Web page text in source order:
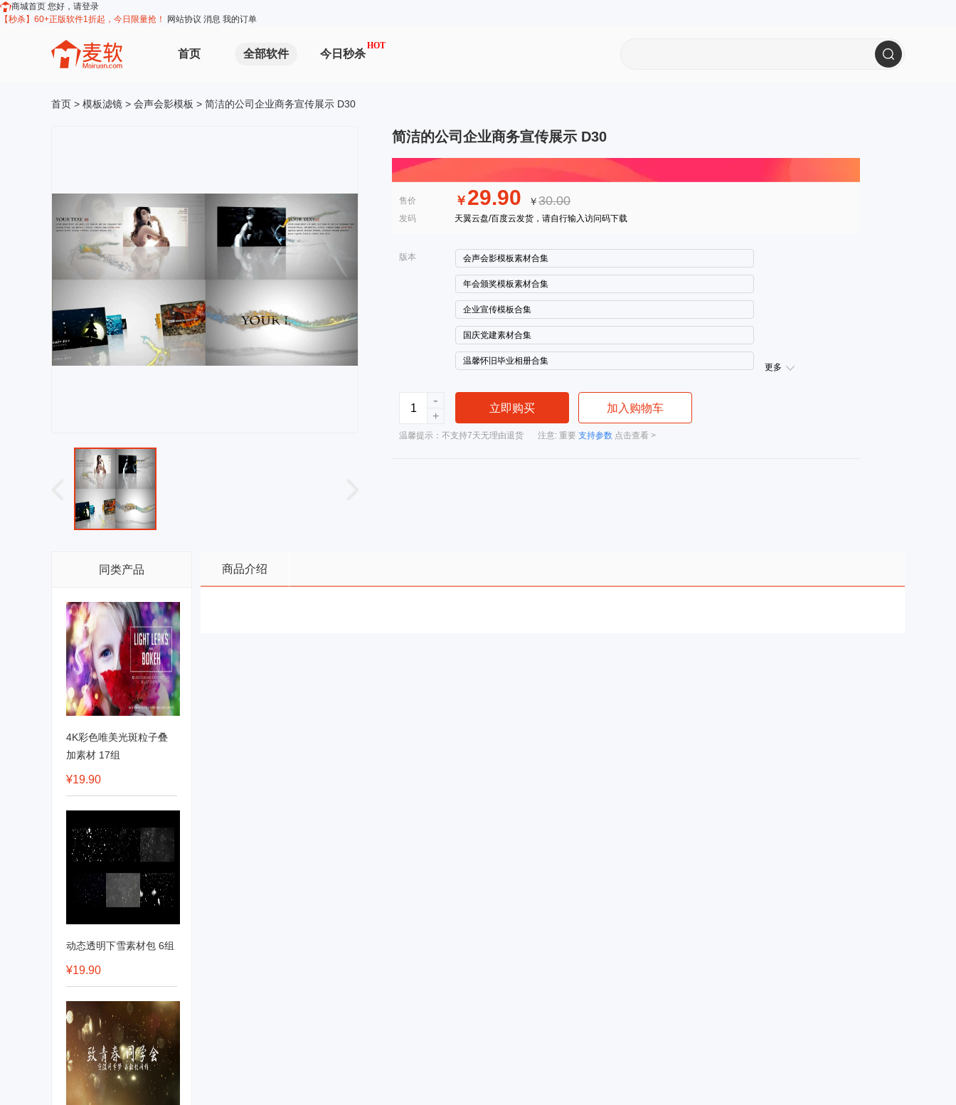
商城首页 您好，请登录
【秒杀】60+正版软件1折起，今日限量抢！
网站协议 消息 我的订单
首页 全部软件 今日秒杀
HOT
首页 > 模板滤镜 > 会声会影模板 > 简洁的公司企业商务宣传展示 D30
简洁的公司企业商务宣传展示 D30
售价 ￥ 29.90 ￥30.00
发码 天翼云盘/百度云发货，请自行输入访问码下载
版本 会声会影模板素材合集
年会颁奖模板素材合集
企业宣传模板合集
国庆党建素材合集
温馨怀旧毕业相册合集
更多
+
-
立即购买 加入购物车
温馨提示：不支持7天无理由退货 注意: 重要 支持参数 点击查看 >
同类产品
4K彩色唯美光斑粒子叠
加素材 17组
¥19.90
动态透明下雪素材包 6组
¥19.90
商品介绍